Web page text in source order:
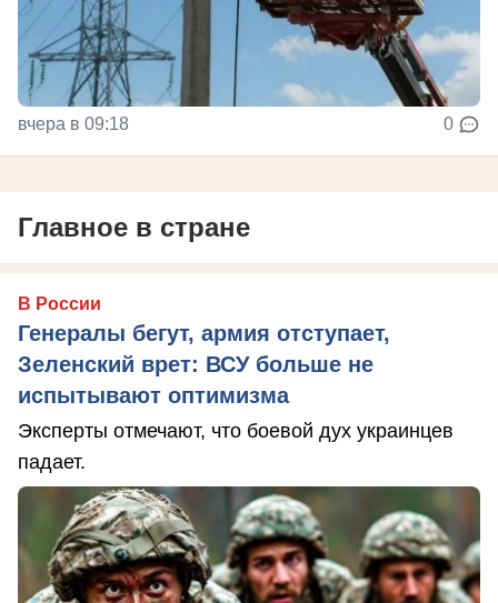
вчера в 09:18 0
Главное в стране
В России
Генералы бегут, армия отступает,
Зеленский врет: ВСУ больше не
испытывают оптимизма
Эксперты отмечают, что боевой дух украинцев
падает.